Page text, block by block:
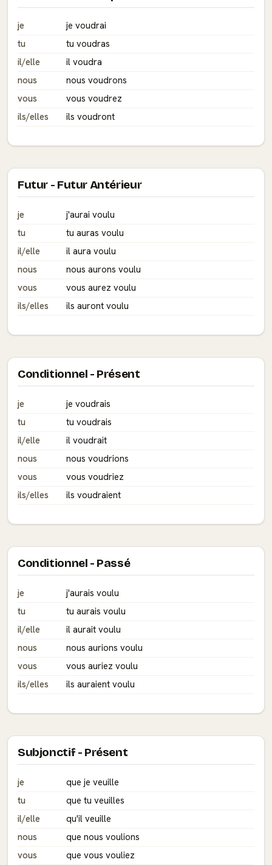
je
je voudrai
tu
tu voudras
il/elle
il voudra
nous
nous voudrons
vous
vous voudrez
ils/elles
ils voudront
Futur - Futur Antérieur
je
j'aurai voulu
tu
tu auras voulu
il/elle
il aura voulu
nous
nous aurons voulu
vous
vous aurez voulu
ils/elles
ils auront voulu
Conditionnel - Présent
je
je voudrais
tu
tu voudrais
il/elle
il voudrait
nous
nous voudrions
vous
vous voudriez
ils/elles
ils voudraient
Conditionnel - Passé
je
j'aurais voulu
tu
tu aurais voulu
il/elle
il aurait voulu
nous
nous aurions voulu
vous
vous auriez voulu
ils/elles
ils auraient voulu
Subjonctif - Présent
je
que je veuille
tu
que tu veuilles
il/elle
qu'il veuille
nous
que nous voulions
vous
que vous vouliez